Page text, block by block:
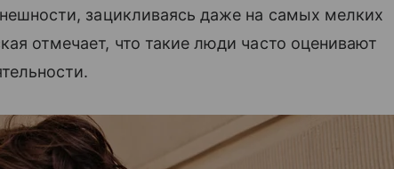
зацикливаясь даже на самых мелких
отмечает, что такие люди часто оценивают